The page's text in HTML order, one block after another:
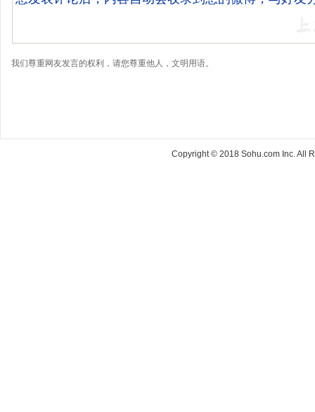
我们尊重网友发言的权利，请您尊重他人，文明用语。
Copyright © 2018 Sohu.com Inc. All